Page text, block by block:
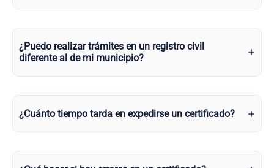
¿Puedo realizar trámites en un registro civil
diferente al de mi municipio?
¿Cuánto tiempo tarda en expedirse un certificado?